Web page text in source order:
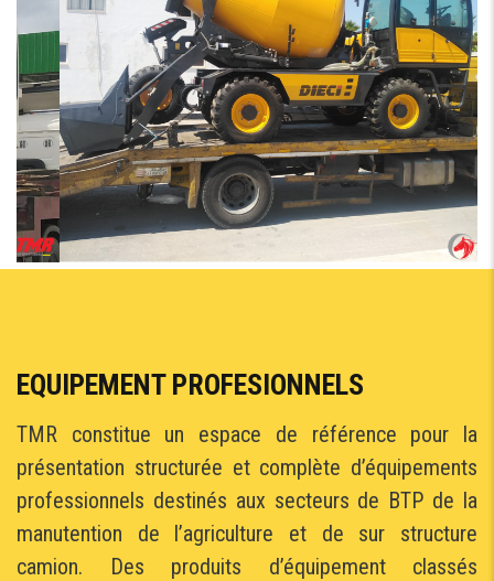
EQUIPEMENT PROFESIONNELS
TMR constitue un espace de référence pour la
présentation structurée et complète d’équipements
professionnels destinés aux secteurs de BTP de la
manutention de l’agriculture et de sur structure
camion. Des produits d’équipement classés